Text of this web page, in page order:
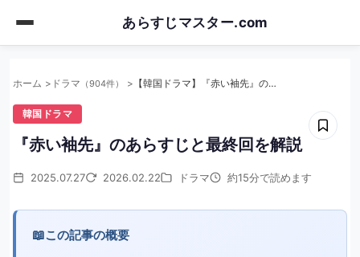
content
あらすじマスター.com
ホーム ドラマ （904件） 【韓国ドラマ】『赤い袖先』のあらすじと最終回を解説
韓国ドラマ
『赤い袖先』のあらすじと最終回を解説
2025.07.27 2026.02.22 ドラマ 約15分で読めます
📖この記事の概要